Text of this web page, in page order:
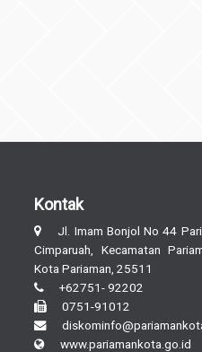
Kontak
Jl. Imam Bonjol No 44
Cimparuah, Kecamatan
Kota Pariaman, 25511
+62751- 92202
0751-91012
www.pariamankota.go.id